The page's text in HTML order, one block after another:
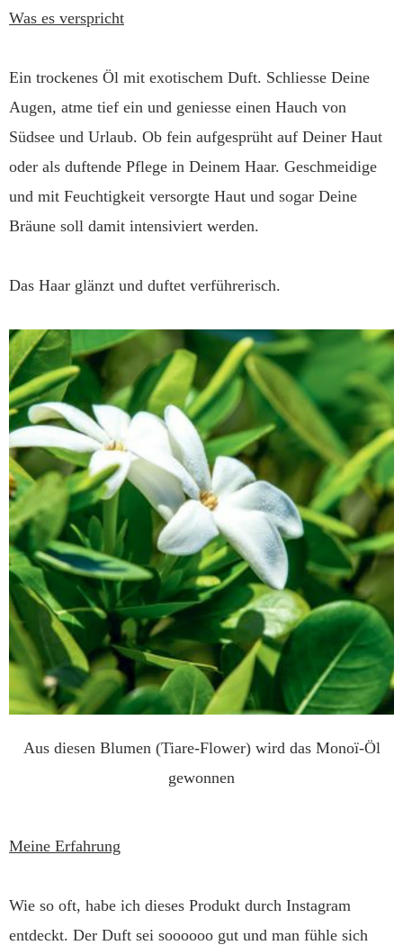
Was es verspricht
Ein trockenes Öl mit exotischem Duft. Schliesse Deine
Augen, atme tief ein und geniesse einen Hauch von
Südsee und Urlaub. Ob fein aufgesprüht auf Deiner Haut
oder als duftende Pflege in Deinem Haar. Geschmeidige
und mit Feuchtigkeit versorgte Haut und sogar Deine
Bräune soll damit intensiviert werden.
Das Haar glänzt und duftet verführerisch.
Aus diesen Blumen (Tiare-Flower) wird das Monoï-Öl
gewonnen
Meine Erfahrung
Wie so oft, habe ich dieses Produkt durch Instagram
entdeckt. Der Duft sei soooooo gut und man fühle sich